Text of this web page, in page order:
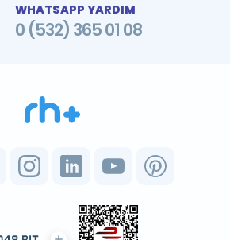
WHATSAPP YARDIM
0 (532) 365 01 08